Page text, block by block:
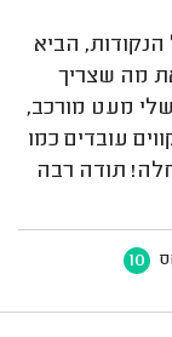
הביא
מה שצריך
וסידר את התקלה. ה-setup שלי מעט מורכב,
עובדים כמו
תודה רבה
10